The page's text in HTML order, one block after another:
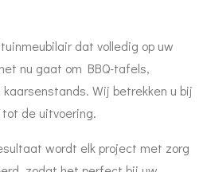
dat volledig op uw
nu gaat om BBQ-tafels,
Wij betrekken u bij
de uitvoering.
wordt elk project met zorg